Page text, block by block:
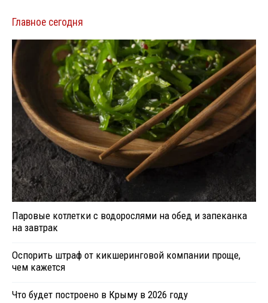
Главное сегодня
Паровые котлетки с водорослями на обед и запеканка
на завтрак
Оспорить штраф от кикшеринговой компании проще,
чем кажется
Что будет построено в Крыму в 2026 году